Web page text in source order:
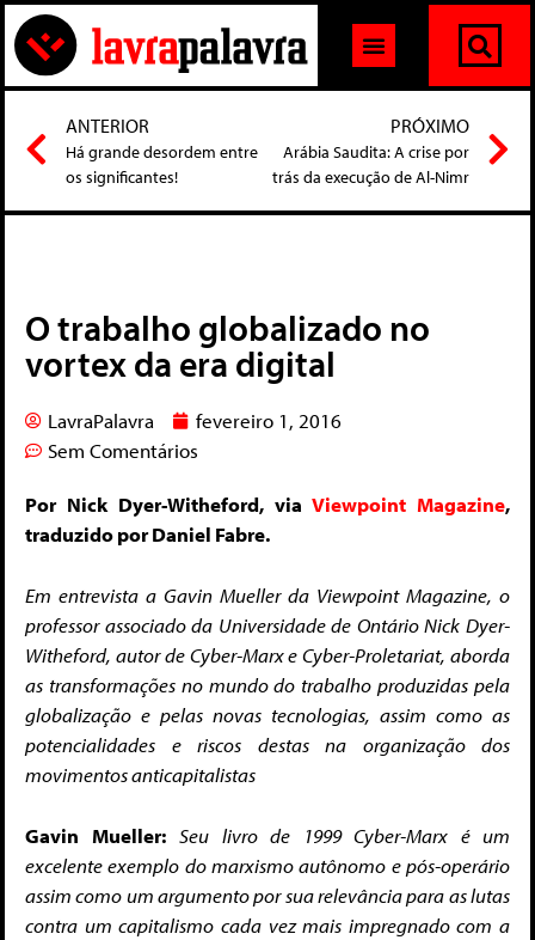
ANTERIOR
Há grande desordem entre
os significantes!
PRÓXIMO
Arábia Saudita: A crise por
trás da execução de Al-Nimr
O trabalho globalizado no
vortex da era digital
LavraPalavra
fevereiro 1, 2016
Sem Comentários
Por Nick Dyer-Witheford, via Viewpoint Magazine,
traduzido por Daniel Fabre.
Em entrevista a Gavin Mueller da Viewpoint Magazine, o
professor associado da Universidade de Ontário Nick Dyer-
Witheford, autor de Cyber-Marx e Cyber-Proletariat, aborda
as transformações no mundo do trabalhoproduzidas pela
globalização e pelas novas tecnologias, assim como as
potencialidades e riscos destas na organização dos
movimentos anticapitalistas
Gavin Mueller: Seu livro de 1999 Cyber-Marx é um
excelente exemplo do marxismo autônomo e pós-operário
assim como um argumento por sua relevância para as lutas
contra um capitalismo cada vez mais impregnado com a